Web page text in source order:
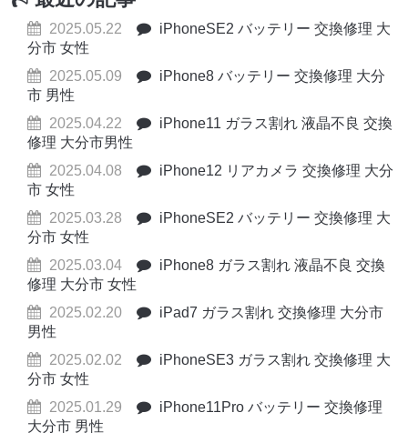
2025.05.22
iPhoneSE2 バッテリー 交換修理 大
分市 女性
2025.05.09
iPhone8 バッテリー 交換修理 大分
市 男性
2025.04.22
iPhone11 ガラス割れ 液晶不良 交換
修理 大分市男性
2025.04.08
iPhone12 リアカメラ 交換修理 大分
市 女性
2025.03.28
iPhoneSE2 バッテリー 交換修理 大
分市 女性
2025.03.04
iPhone8 ガラス割れ 液晶不良 交換
修理 大分市 女性
2025.02.20
iPad7 ガラス割れ 交換修理 大分市
男性
2025.02.02
iPhoneSE3 ガラス割れ 交換修理 大
分市 女性
2025.01.29
iPhone11Pro バッテリー 交換修理
大分市 男性